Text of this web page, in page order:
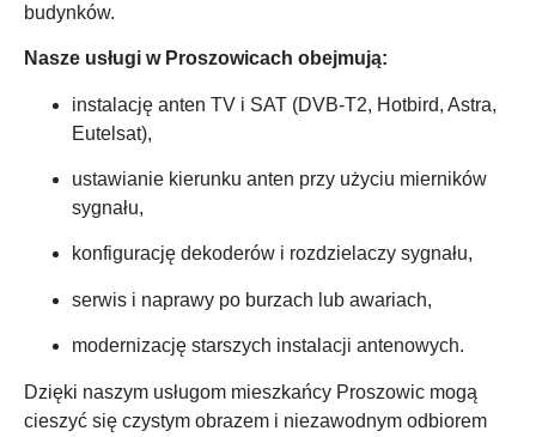
budynków.
Nasze usługi w Proszowicach obejmują:
instalację anten TV i SAT (DVB-T2, Hotbird, Astra,
Eutelsat),
ustawianie kierunku anten przy użyciu mierników
sygnału,
konfigurację dekoderów i rozdzielaczy sygnału,
serwis i naprawy po burzach lub awariach,
modernizację starszych instalacji antenowych.
Dzięki naszym usługom mieszkańcy Proszowic mogą
cieszyć się czystym obrazem i niezawodnym odbiorem